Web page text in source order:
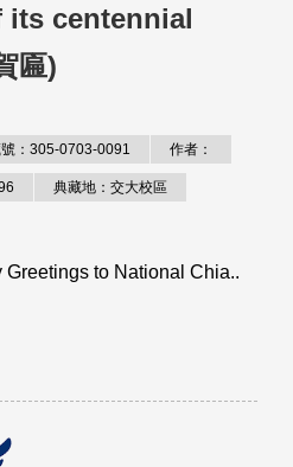
its centennial
匾)
：305-0703-0091 作者：
典藏地：交大校區
to National Chia..